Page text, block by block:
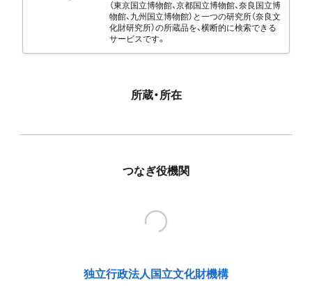
（東京国立博物館、京都国立博物館、奈良国立博
物館、九州国立博物館）と一つの研究所（奈良文
化財研究所）の所蔵品を、横断的に検索できる
サービスです。
所蔵・所在
つなぎ役機関
独立行政法人国立文化財機構